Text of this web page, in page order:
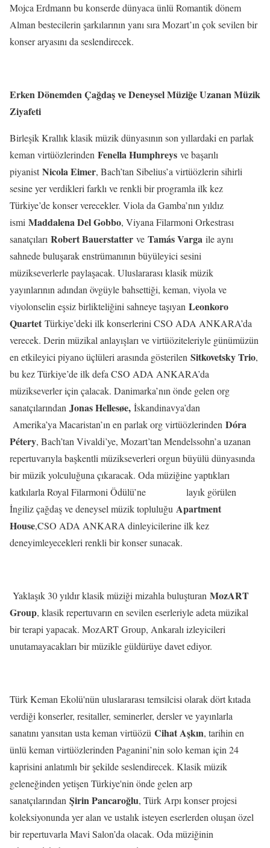
Mojca Erdmann bu konserde dünyaca ünlü Romantik dönem
Alman bestecilerin şarkılarının yanı sıra Mozart’ın çok sevilen bir
konser aryasını da seslendirecek.
Erken Dönemden Çağdaş ve Deneysel Müziğe Uzanan Müzik
Ziyafeti
Birleşik Krallık klasik müzik dünyasının son yıllardaki en parlak
keman virtüözlerinden Fenella Humphreys ve başarılı
piyanistNicola Eimer, Bach’tan Sibelius’a virtüözlerin sihirli
sesine yer verdikleri farklı ve renkli bir programla ilk kez
Türkiye’de konser verecekler. Viola da Gamba’nın yıldız
ismi Maddalena Del Gobbo, Viyana Filarmoni Orkestrası
sanatçıları Robert Bauerstatter ve Tamás Varga ile aynı
sahnede buluşarak enstrümanının büyüleyici sesini
müzikseverlerle paylaşacak. Uluslararası klasik müzik
yayınlarının adından övgüyle bahsettiği, keman, viyola ve
viyolonselin eşsiz birlikteliğini sahneye taşıyan Leonkoro
Quartet Türkiye’deki ilk konserlerini CSO ADA ANKARA’da
verecek. Derin müzikal anlayışları ve virtüöziteleriyle günümüzün
en etkileyici piyano üçlüleri arasında gösterilen Sitkovetsky Trio,
bu kez Türkiye’de ilk defa CSO ADA ANKARA’da
müzikseverler için çalacak. Danimarka’nın önde gelen org
sanatçılarından Jonas Hellesøe, İskandinavya’dan
Amerika’ya Macaristan’ın en parlak org virtüözlerinden Dóra
Pétery, Bach’tan Vivaldi’ye, Mozart’tan Mendelssohn’a uzanan
repertuvarıyla başkentli müzikseverleri orgun büyülü dünyasında
bir müzik yolculuğuna çıkaracak. Oda müziğine yaptıkları
katkılarla Royal Filarmoni Ödülü’ne layık görülen
İngiliz çağdaş ve deneysel müzik topluluğu Apartment
House,CSO ADA ANKARA dinleyicilerine ilk kez
deneyimleyecekleri renkli bir konser sunacak.
Yaklaşık 30 yıldır klasik müziği mizahla buluşturan MozART
Group, klasik repertuvarın en sevilen eserleriyle adeta müzikal
bir terapi yapacak. MozART Group, Ankaralı izleyicileri
unutamayacakları bir müzikle güldürüye davet ediyor.
Türk Keman Ekolü'nün uluslararası temsilcisi olarak dört kıtada
verdiği konserler, resitaller, seminerler, dersler ve yayınlarla
sanatını yansıtan usta keman virtüözü Cihat Aşkın, tarihin en
ünlü keman virtüözlerinden Paganini’nin solo keman için 24
kaprisini anlatımlı bir şekilde seslendirecek. Klasik müzik
geleneğinden yetişen Türkiye'nin önde gelen arp
sanatçılarından Şirin Pancaroğlu, Türk Arpı konser projesi
koleksiyonunda yer alan ve ustalık isteyen eserlerden oluşan özel
bir repertuvarla Mavi Salon’da olacak. Oda müziğinin